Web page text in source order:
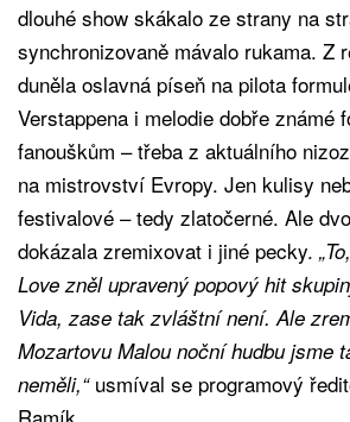
dlouhé show skákalo ze strany na
synchronizovaně mávalo rukama. Z
duněla oslavná píseň na pilota
Verstappena i melodie dobře známé
fanouškům – třeba z aktuálního
na mistrovství Evropy. Jen kulisy
festivalové – tedy zlatočerné. Ale
dokázala zremixovat i jiné pecky.
Love zněl upravený popový hit
Vida, zase tak zvláštní není. Ale
Mozartovu Malou noční hudbu jsme
neměli,“usmíval se programový